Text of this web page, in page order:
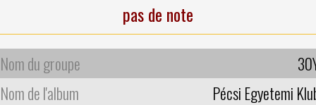
pas de note
Nom du groupe
Nom de l'album
Pécsi Egyetemi